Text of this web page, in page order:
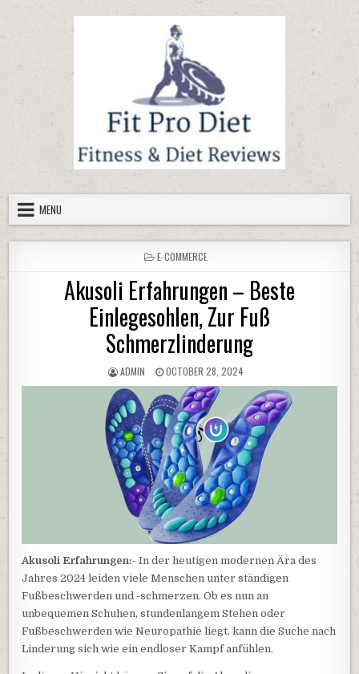
MENU
POSTED IN
E-COMMERCE
Akusoli Erfahrungen – Beste
Einlegesohlen, Zur Fuß
Schmerzlinderung
AUTHOR:
ADMIN PUBLISHED DATE:
OCTOBER 28, 2024
Akusoli Erfahrungen:- In der heutigen modernen Ära des
Jahres 2024 leiden viele Menschen unter ständigen
Fußbeschwerden und -schmerzen. Ob es nun an
unbequemen Schuhen, stundenlangem Stehen oder
Fußbeschwerden wie Neuropathie liegt, kann die Suche nach
Linderung sich wie ein endloser Kampf anfühlen.